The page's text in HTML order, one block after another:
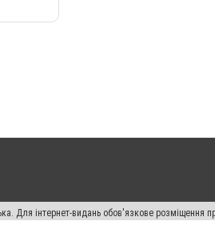
Для інтернет-видань обов'язкове розміщення